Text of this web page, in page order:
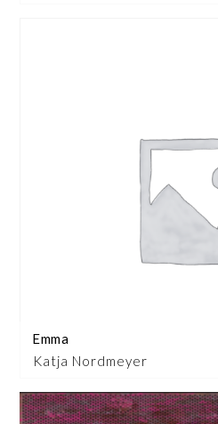
Katja Nordmeyer
Emma